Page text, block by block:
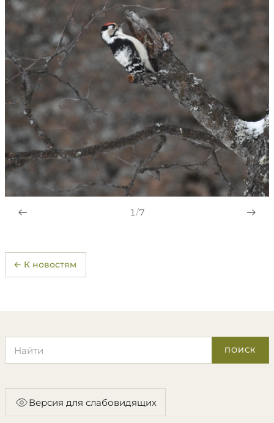
1/7
← К новостям
ПОИСК
Версия для слабовидящих